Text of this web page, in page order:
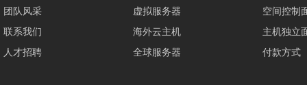
团队风采
联系我们
人才招聘
虚拟服务器
海外云主机
全球服务器
空间控制
主机独立
付款方式